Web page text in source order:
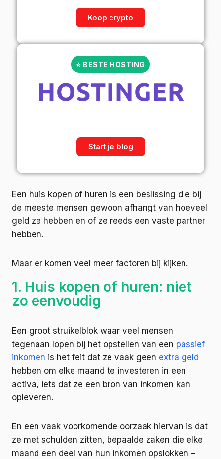
Koop crypto
⭐ BESTE HOSTING
Start je blog
Een huis kopen of huren is een beslissing die bij
de meeste mensen gewoon afhangt van hoeveel
geld ze hebben en of ze reeds een vaste partner
hebben.
Maar er komen veel meer factoren bij kijken.
1. Huis kopen of huren: niet
zo eenvoudig
Een groot struikelblok waar veel mensen
tegenaan lopen bij het opstellen van een passief
inkomen is het feit dat ze vaak geen extra geld
hebben om elke maand te investeren in een
activa, iets dat ze een bron van inkomen kan
opleveren.
En een vaak voorkomende oorzaak hiervan is dat
ze met schulden zitten, bepaalde zaken die elke
maand een deel van hun inkomen opslokken –